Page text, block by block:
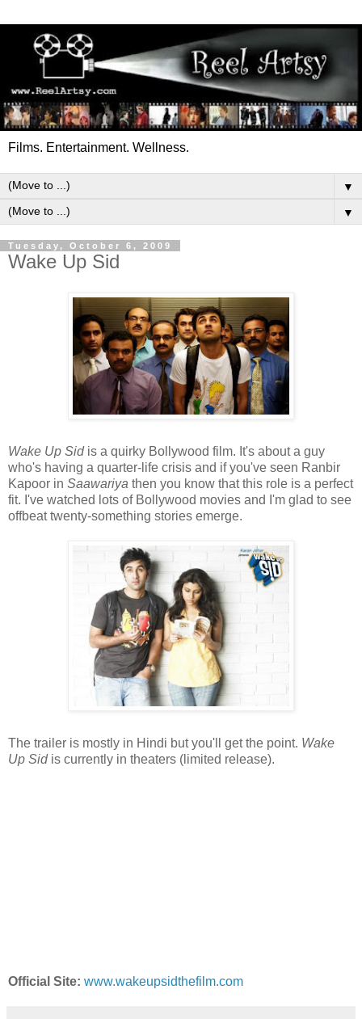
Films. Entertainment. Wellness.
▼
▼
Tuesday, October 6, 2009
Wake Up Sid
Wake Up Sidis a quirky Bollywood film. It's about a guy
who's having a quarter-life crisis and if you've seen Ranbir
Kapoor in Saawariya then you know that this role is a perfect
fit. I've watched lots of Bollywood movies and I'm glad to see
offbeat twenty-something stories emerge.
The trailer is mostly in Hindi but you'll get the point. Wake
Up Sidis currently in theaters (limited release).
Official Site: www.wakeupsidthefilm.com